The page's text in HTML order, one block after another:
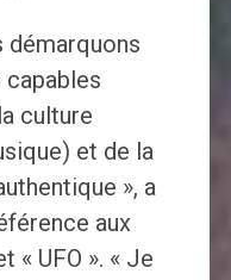
démarquons
culture
et de la
», a
aux
« UFO ». « Je